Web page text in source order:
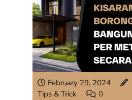
February 29, 2024
Tips & Trick
0